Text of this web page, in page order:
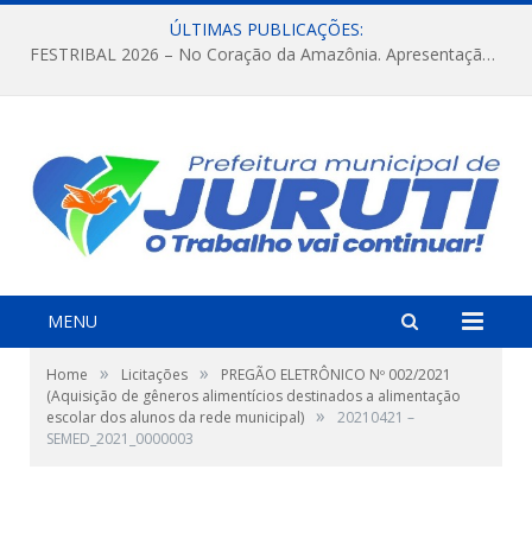
ÚLTIMAS PUBLICAÇÕES:
FESTRIBAL 2026 – No Coração da Amazônia. Apresentação da Munduruku.
MENU
Home » Licitações »
PREGÃO ELETRÔNICO Nº 002/2021
(Aquisição de gêneros alimentícios destinados a alimentação
escolar dos alunos da rede municipal) »
20210421 –
SEMED_2021_0000003